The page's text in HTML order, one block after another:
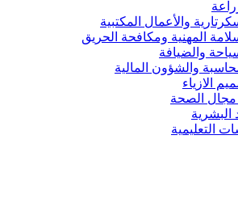
والأعمال المكتبية
المهنية ومكافحة الحريق
والضيافة
والشؤون المالية
الازياء
مجال الصحة
البشرية
التعليمية